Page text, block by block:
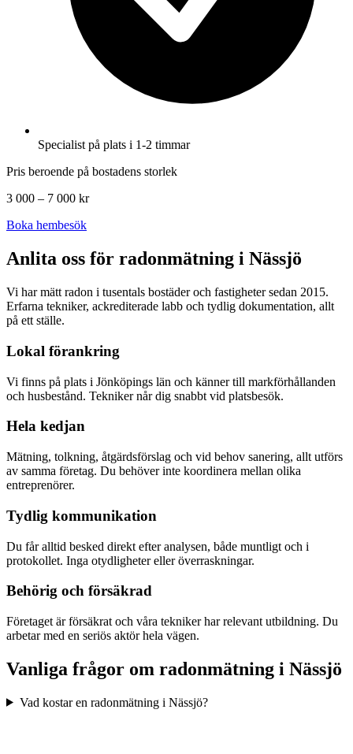
Specialist på plats i 1-2 timmar
Pris beroende på bostadens storlek
3 000 – 7 000 kr
Boka hembesök
Anlita oss för radonmätning i Nässjö
Vi har mätt radon i tusentals bostäder och fastigheter sedan 2015.
Erfarna tekniker, ackrediterade labb och tydlig dokumentation, allt
på ett ställe.
Lokal förankring
Vi finns på plats i Jönköpings län och känner till markförhållanden
och husbestånd. Tekniker når dig snabbt vid platsbesök.
Hela kedjan
Mätning, tolkning, åtgärdsförslag och vid behov sanering, allt utförs
av samma företag. Du behöver inte koordinera mellan olika
entreprenörer.
Tydlig kommunikation
Du får alltid besked direkt efter analysen, både muntligt och i
protokollet. Inga otydligheter eller överraskningar.
Behörig och försäkrad
Företaget är försäkrat och våra tekniker har relevant utbildning. Du
arbetar med en seriös aktör hela vägen.
Vanliga frågor om radonmätning i Nässjö
Vad kostar en radonmätning i Nässjö?